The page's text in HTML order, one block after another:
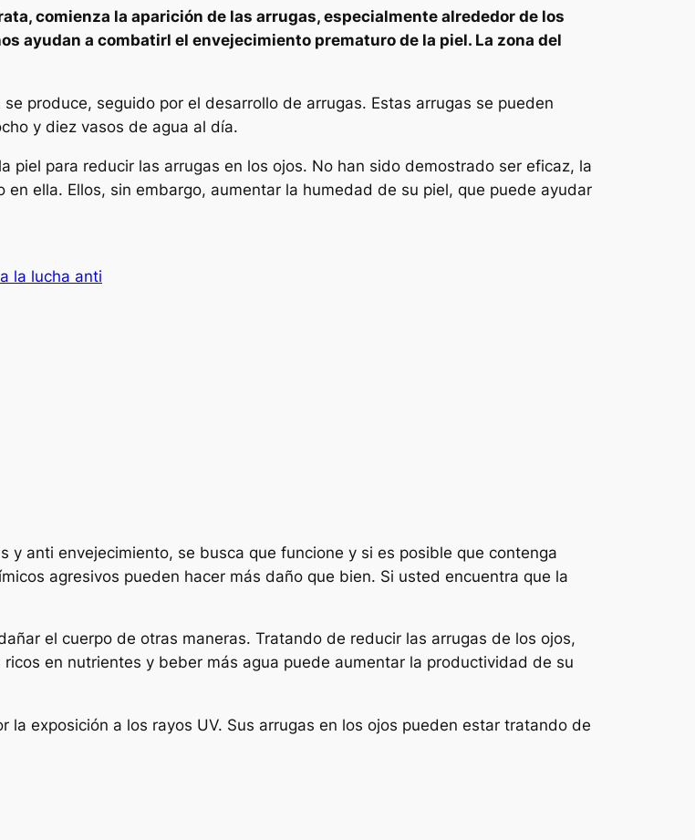
comienza la aparición de las arrugas, especialmente alrededor de los
ayudan a combatirl el envejecimiento prematuro de la piel. La zona del
produce, seguido por el desarrollo de arrugas. Estas arrugas se pueden
y diez vasos de agua al día.
piel para reducir las arrugas en los ojos. No han sido demostrado ser eficaz, la
ella. Ellos, sin embargo, aumentar la humedad de su piel, que puede ayudar
la lucha anti
y anti envejecimiento, se busca que funcione y si es posible que contenga
agresivos pueden hacer más daño que bien. Si usted encuentra que la
el cuerpo de otras maneras. Tratando de reducir las arrugas de los ojos,
en nutrientes y beber más agua puede aumentar la productividad de su
exposición a los rayos UV. Sus arrugas en los ojos pueden estar tratando de